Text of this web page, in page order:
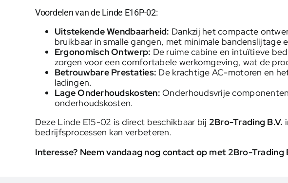
Voordelen van de Linde E16P-02:
Uitstekende Wendbaarheid: Dankzij het compacte
bruikbaar in smalle gangen, met minimale bandenslijtage
Ergonomisch Ontwerp: De ruime cabine en intuïtieve
zorgen voor een comfortabele werkomgeving, wat de
Betrouwbare Prestaties: De krachtige AC-motoren en
ladingen.
Lage Onderhoudskosten: Onderhoudsvrije
onderhoudskosten.
Deze Linde E15-02 is direct beschikbaar bij 2Bro-Trading B.V.
bedrijfsprocessen kan verbeteren.
Interesse? Neem vandaag nog contact op met 2Bro-Trading